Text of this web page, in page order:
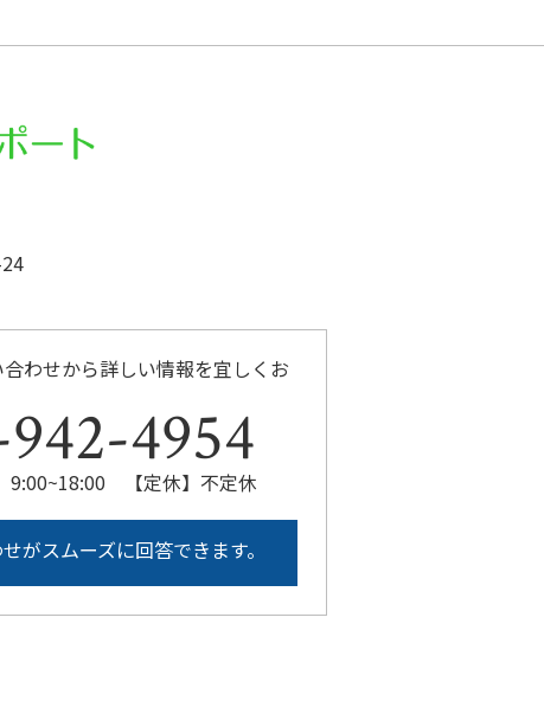
o
わせから詳しい情報を宜しくお
4954
9:00~18:00 【定休】不定休
がスムーズに回答できます。